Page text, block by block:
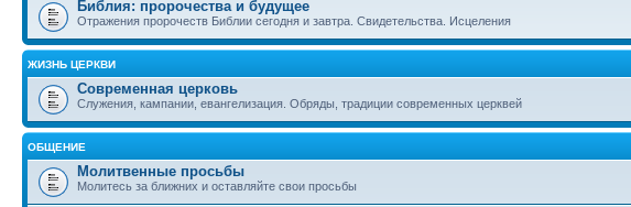
Библия: пророчества и будущее
Отражения пророчеств Библии сегодня и завтра. Свидетельства. Исцеления
ЖИЗНЬ ЦЕРКВИ
Современная церковь
Служения, кампании, евангелизация. Обряды, традиции современных церквей
ОБЩЕНИЕ
Молитвенные просьбы
Молитесь за ближних и оставляйте свои просьбы